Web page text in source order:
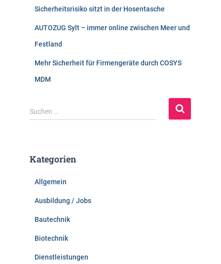
Sicherheitsrisiko sitzt in der Hosentasche
AUTOZUG Sylt – immer online zwischen Meer und
Festland
Mehr Sicherheit für Firmengeräte durch COSYS
MDM
S
u
n
Suchen …
Kategorien
Allgemein
Ausbildung / Jobs
Bautechnik
Biotechnik
Dienstleistungen